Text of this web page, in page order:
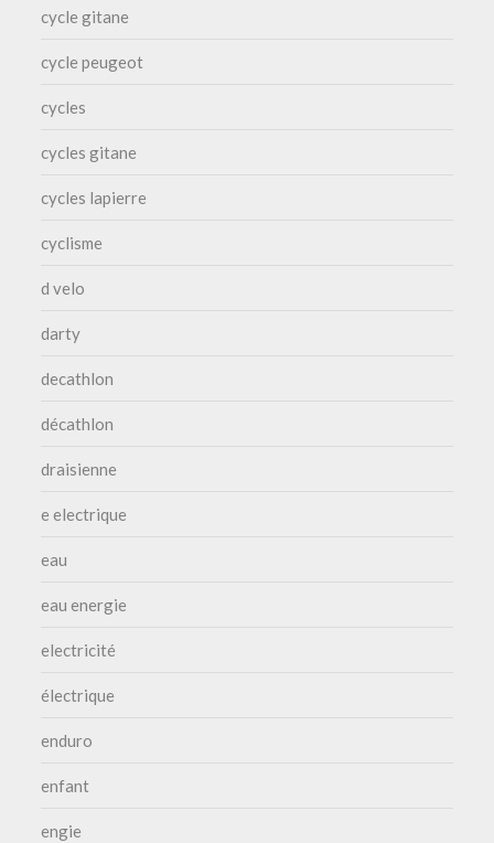
cycle gitane
cycle peugeot
cycles
cycles gitane
cycles lapierre
cyclisme
d velo
darty
decathlon
décathlon
draisienne
e electrique
eau
eau energie
electricité
électrique
enduro
enfant
engie